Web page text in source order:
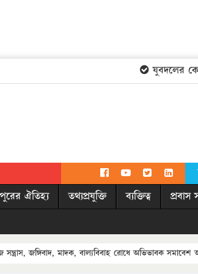
যুবদলের
ঐতিহ্য তথ্যপ্রযুক্তি ব্যক্তিত্ব প্রবাস
জঙ্গিবাদ, মাদক, বাল্যবিবাহ রোধে অভিভাবক সমাবেশ